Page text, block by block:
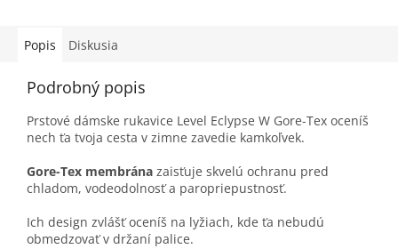
Popis Diskusia
Podrobný popis
Prstové dámske rukavice Level Eclypse W Gore-Tex oceníš
nech ťa tvoja cesta v zimne zavedie kamkoľvek.
Gore-Tex membrána zaisťuje skvelú ochranu pred
chladom, vodeodolnosť a paropriepustnosť.
Ich design zvlášť oceníš na lyžiach, kde ťa nebudú
obmedzovať v držaní palice.